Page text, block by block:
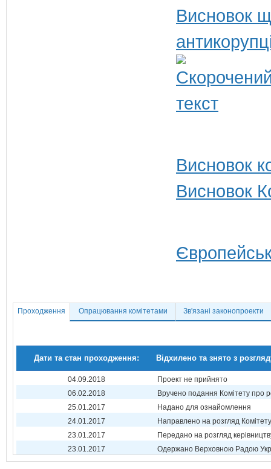
Висновок
Висновок
Висновок
Проходження Опрацювання комітетами Зв'язані законопроекти
Дати та стан проходження: Відхилено та знято з
04.09.2018
Проект не прийнято
06.02.2018
Вручено подання Комітету про
25.01.2017
Надано для ознайомлення
24.01.2017
Направлено на розгляд Комітету
23.01.2017
Передано на розгляд
23.01.2017
Одержано Верховною Радою